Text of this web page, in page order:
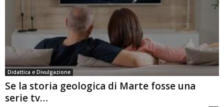
Didattica e Divulgazione
Se la storia geologica di Marte fosse una
serie tv…